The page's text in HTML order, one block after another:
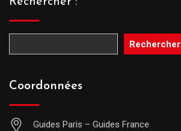
Rechercher
Coordonnées
Guides Paris – Guides France